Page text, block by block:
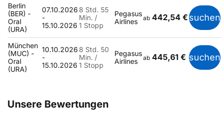
Berlin
(BER) -
Oral
(URA)
07.10.2026
-
15.10.2026
8 Std. 55
Min. /
1 Stopp
Pegasus
Airlines
ab 442,54 €suchen
München
(MUC) -
Oral
(URA)
10.10.2026
-
15.10.2026
8 Std. 50
Min. /
1 Stopp
Pegasus
Airlines
ab 445,61 € suchen
Unsere Bewertungen